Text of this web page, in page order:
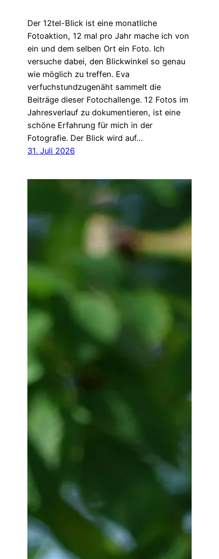
Der 12tel-Blick ist eine monatliche
Fotoaktion, 12 mal pro Jahr mache ich von
ein und dem selben Ort ein Foto. Ich
versuche dabei, den Blickwinkel so genau
wie möglich zu treffen. Eva
verfuchstundzugenäht sammelt die
Beiträge dieser Fotochallenge. 12 Fotos im
Jahresverlauf zu dokumentieren, ist eine
schöne Erfahrung für mich in der
Fotografie. Der Blick wird auf…
31. Juli 2026